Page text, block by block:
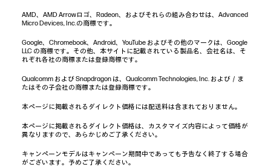
AMD、AMD Arrowロゴ、Radeon、およびそれらの組み合わせは、Advanced
Micro Devices, Inc.の商標です。
Google、Chromebook、Android、YouTube およびその他のマークは、Google
LLC の商標です。その他、本サイトに記載されている製品名、会社名は、そ
れぞれ各社の商標または登録商標です。
Qualcomm および Snapdragon は、Qualcomm Technologies, Inc. および／ま
たはその子会社の商標または登録商標です。
本ページに掲載されるダイレクト価格には配送料は含まれておりません。
本ページに掲載されるダイレクト価格は、カスタマイズ内容によって価格が
異なりますので、あらかじめご了承ください。
キャンペーンモデルはキャンペーン期間中であっても予告なく終了する場合
がございます。予めご了承ください。